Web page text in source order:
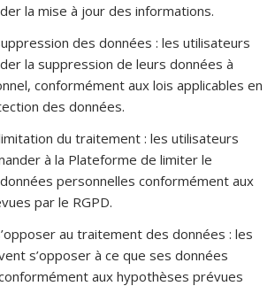
la mise à jour des informations.
des données : les utilisateurs
la suppression de leurs données à
conformément aux lois applicables en
des données.
du traitement : les utilisateurs
à la Plateforme de limiter le
personnelles conformément aux
par le RGPD.
au traitement des données : les
s’opposer à ce que ses données
aux hypothèses prévues